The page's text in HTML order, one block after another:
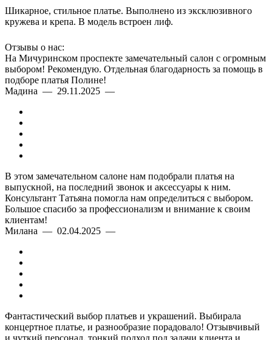
Шикарное, стильное платье. Выполнено из эксклюзивного
кружева и крепа. В модель встроен лиф.
Отзывы о нас:
На Мичуринском проспекте замечательный салон с огромным
выбором! Рекомендую. Отдельная благодарность за помощь в
подборе платья Полине!
Мадина — 29.11.2025 —
В этом замечательном салоне нам подобрали платья на
выпускной, на последний звонок и аксессуары к ним.
Консультант Татьяна помогла нам определиться с выбором.
Большое спасибо за профессионализм и внимание к своим
клиентам!
Милана — 02.04.2025 —
Фантастический выбор платьев и украшений. Выбирала
концертное платье, и разнообразие порадовало! Отзывчивый
и чуткий персонал, тонкий подход под задачи клиента и